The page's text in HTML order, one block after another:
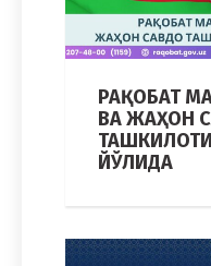
РАҚОБАТ
ВА ЖАҲОН
ЙЎЛИДА